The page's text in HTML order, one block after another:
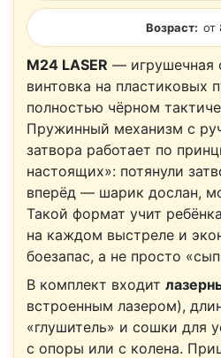
Возраст: от
M24 LASER — игрушечная
винтовка на пластиковых
полностью чёрном
Пружинный механизм с
затвора работает по
настоящих»: потянули
вперёд — шарик дослан,
Такой формат учит
на каждом выстреле и
боезапас, а не просто
В комплект входит
встроенным лазером),
«глушитель» и сошки для
с опоры или с колена.